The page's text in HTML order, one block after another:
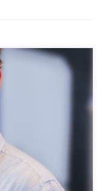
regio Utrecht
of op
is Soest
Happiness
Coaching
Duits Wie ik
twee